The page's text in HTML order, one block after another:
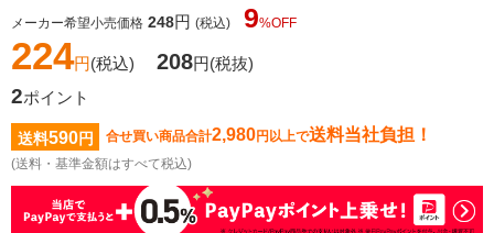
メーカー希望小売価格 248円 (税込) 9%OFF
224円(税込) 208円(税抜)
2ポイント
送料590円 合せ買い商品合計2,980円以上で送料当社負担！
(送料・基準金額はすべて税込)